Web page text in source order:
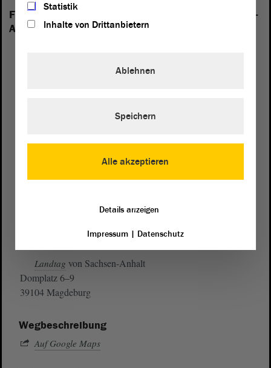
Folgende Fraktionen sind im Landtag von Sachsen-
Anhalt vertreten:
Landtag von Sachsen-Anhalt
Domplatz 6–9
39104 Magdeburg
Wegbeschreibung
Auf Google Maps
Statistik
Inhalte von Drittanbietern
Alle akzeptieren
Ablehnen
Speichern
Details anzeigen
Impressum| Datenschutz